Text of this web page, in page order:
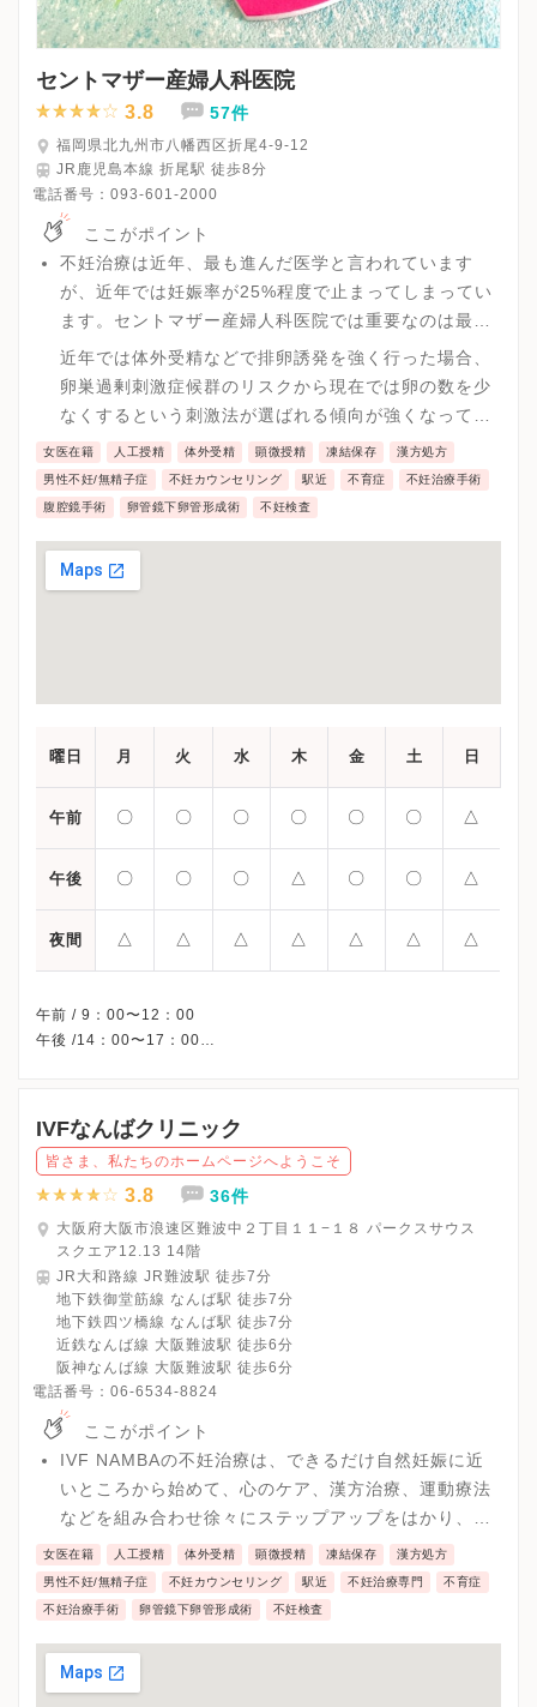
セントマザー産婦人科医院
3.8 57件
福岡県北九州市八幡西区折尾4-9-12
JR鹿児島本線 折尾駅 徒歩8分
電話番号： 093-601-2000
ここがポイント
不妊治療は近年、最も進んだ医学と言われています
が、近年では妊娠率が25%程度で止まってしまってい
ます。セントマザー産婦人科医院では重要なのは最終
的には卵子の数と質だと考えています。
近年では体外受精などで排卵誘発を強く行った場合、
卵巣過剰刺激症候群のリスクから現在では卵の数を少
なくするという刺激法が選ばれる傾向が強くなってい
ます。しかし、年齢と共に卵子の質が低下していくリ
スクがあるため一度に良い卵をとり、凍結しておき、
それを一つずつ移植する方法で妊娠率を最大化する方
女医在籍 人工授精 体外受精 顕微授精 凍結保存 漢方処方
男性不妊/無精子症 不妊カウンセリング 駅近 不育症 不妊治療手術
腹腔鏡手術 卵管鏡下卵管形成術 不妊検査
曜日 月 火 水 木 金 土 日
午前 〇 〇 〇 〇 〇 〇 △
午後 〇 〇 〇 △ 〇 〇 △
夜間 △ △ △ △ △ △ △
午前 / 9：00〜12：00
午後 /14：00〜17：00
※予約診療（木曜の午後・日・祝日）をご希望の方は前日まで
に、時間外診療（18：00～21：00）をご希望の方は当日17時ま
でにお電話ください。
※受診前には必ずクリニックHPを確認、または直接お問い合わせ
IVFなんばクリニック
皆さま、私たちのホームページへようこそ
3.8 36件
大阪府大阪市浪速区難波中２丁目１１−１８ パークスサウス
スクエア12.13 14階
JR大和路線 JR難波駅 徒歩7分
地下鉄御堂筋線 なんば駅 徒歩7分
地下鉄四ツ橋線 なんば駅 徒歩7分
近鉄なんば線 大阪難波駅 徒歩6分
阪神なんば線 大阪難波駅 徒歩6分
電話番号： 06-6534-8824
ここがポイント
IVF NAMBAの不妊治療は、できるだけ自然妊娠に近
いところから始めて、心のケア、漢方治療、運動療法
などを組み合わせ徐々にステップアップをはかり、6
ヶ月ごとに必ず次の段階に進みます。体外受精や顕微
授精といった最先端医療や反復体外受精不成功の着床
障害検査・治療、着床前診断、卵管が詰まっている方
ど幅広い最先端治療を行っています。
女医在籍 人工授精 体外受精 顕微授精 凍結保存 漢方処方
男性不妊/無精子症 不妊カウンセリング 駅近 不妊治療専門 不育症
不妊治療手術 卵管鏡下卵管形成術 不妊検査